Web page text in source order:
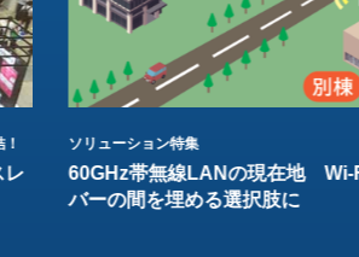
レ
ソリューション特集
60GHz帯無線LANの現在地 Wi-
バーの間を埋める選択肢に